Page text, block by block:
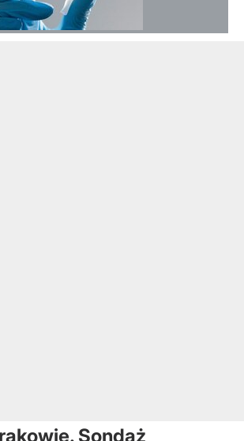
Sondaż